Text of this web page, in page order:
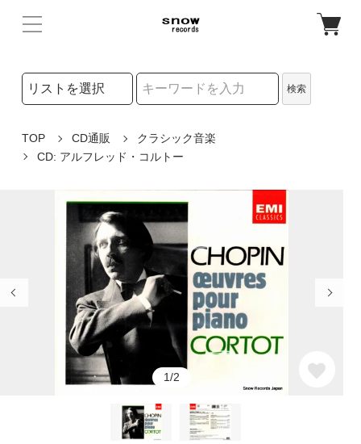
検索リストの選択
検索
TOP CD通販
クラシック音楽
CD: アルフレッド・コルトー
1/2